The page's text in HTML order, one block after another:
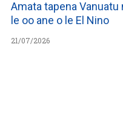
Amata tapena
le oo ane o le El Nino
21/07/2026